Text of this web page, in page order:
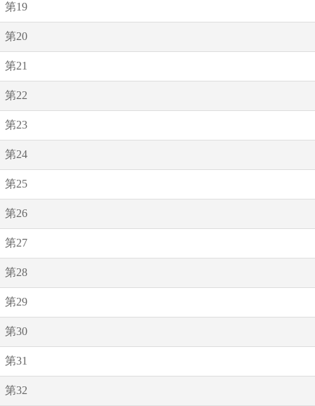
第19
第20
第21
第22
第23
第24
第25
第26
第27
第28
第29
第30
第31
第32